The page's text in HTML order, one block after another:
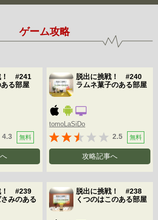
ゲーム攻略
！ #241
る部屋
4.3 無料
脱出に挑戦！ #240
ラムネ菓子のある部屋
tomoLaSiDo
2.5 無料
攻略記事へ
！ #239
みのある
脱出に挑戦！ #238
くつのはこのある部屋